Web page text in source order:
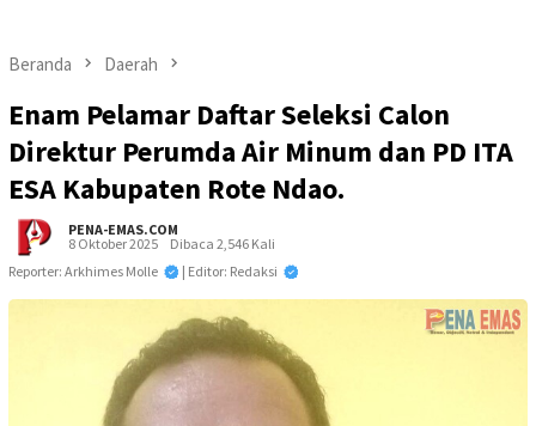
Beranda Daerah
Enam Pelamar Daftar Seleksi Calon
Direktur Perumda Air Minum dan PD ITA
ESA Kabupaten Rote Ndao.
PENA-EMAS.COM
8 Oktober 2025
Dibaca 2,546 Kali
Reporter: Arkhimes Molle
| Editor: Redaksi